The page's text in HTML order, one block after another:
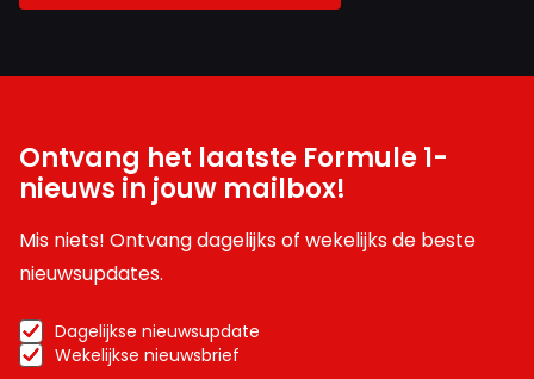
Ontvang het laatste Formule 1-
nieuws in jouw mailbox!
Mis niets! Ontvang dagelijks of wekelijks de beste
nieuwsupdates.
Dagelijkse nieuwsupdate
Wekelijkse nieuwsbrief